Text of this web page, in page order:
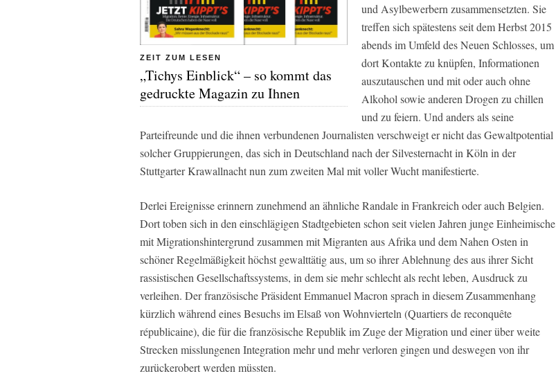
ZEIT ZUM LESEN
„Tichys Einblick“ – so kommt das
gedruckte Magazin zu Ihnen
und Asylbewerbern zusammensetzten. Sie
treffen sich spätestens seit dem Herbst 2015
abends im Umfeld des Neuen Schlosses, um
dort Kontakte zu knüpfen, Informationen
auszutauschen und mit oder auch ohne
Alkohol sowie anderen Drogen zu chillen
und zu feiern. Und anders als seine
Parteifreunde und die ihnen verbundenen Journalisten verschweigt er nicht das Gewaltpotential
solcher Gruppierungen, das sich in Deutschland nach der Silvesternacht in Köln in der
Stuttgarter Krawallnacht nun zum zweiten Mal mit voller Wucht manifestierte.
Derlei Ereignisse erinnern zunehmend an ähnliche Randale in Frankreich oder auch Belgien.
Dort toben sich in den einschlägigen Stadtgebieten schon seit vielen Jahren junge Einheimische
mit Migrationshintergrund zusammen mit Migranten aus Afrika und dem Nahen Osten in
schöner Regelmäßigkeit höchst gewalttätig aus, um so ihrer Ablehnung des aus ihrer Sicht
rassistischen Gesellschaftssystems, in dem sie mehr schlecht als recht leben, Ausdruck zu
verleihen. Der französische Präsident Emmanuel Macron sprach in diesem Zusammenhang
kürzlich während eines Besuchs im Elsaß von Wohnvierteln (Quartiers de reconquête
républicaine), die für die französische Republik im Zuge der Migration und einer über weite
Strecken misslungenen Integration mehr und mehr verloren gingen und deswegen von ihr
zurückerobert werden müssten.